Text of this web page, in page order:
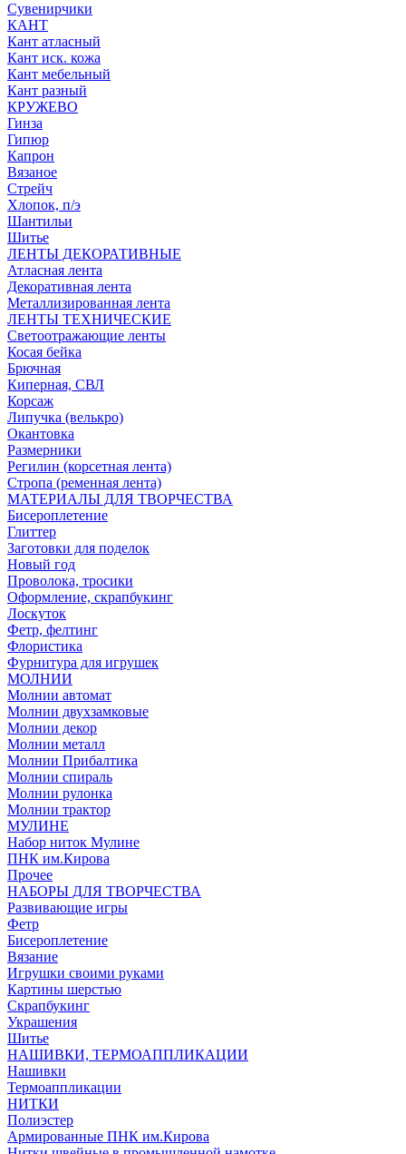
Сувенирчики
КАНТ
Кант атласный
Кант иск. кожа
Кант мебельный
Кант разный
КРУЖЕВО
Гинза
Гипюр
Капрон
Вязаное
Стрейч
Хлопок, п/э
Шантильи
Шитье
ЛЕНТЫ ДЕКОРАТИВНЫЕ
Атласная лента
Декоративная лента
Металлизированная лента
ЛЕНТЫ ТЕХНИЧЕСКИЕ
Светоотражающие ленты
Косая бейка
Брючная
Киперная, СВЛ
Корсаж
Липучка (велькро)
Окантовка
Размерники
Регилин (корсетная лента)
Стропа (ременная лента)
МАТЕРИАЛЫ ДЛЯ ТВОРЧЕСТВА
Бисероплетение
Глиттер
Заготовки для поделок
Новый год
Проволока, тросики
Оформление, скрапбукинг
Лоскуток
Фетр, фелтинг
Флористика
Фурнитура для игрушек
МОЛНИИ
Молнии автомат
Молнии двухзамковые
Молнии декор
Молнии металл
Молнии Прибалтика
Молнии спираль
Молнии рулонка
Молнии трактор
МУЛИНЕ
Набор ниток Мулине
ПНК им.Кирова
Прочее
НАБОРЫ ДЛЯ ТВОРЧЕСТВА
Развивающие игры
Фетр
Бисероплетение
Вязание
Игрушки своими руками
Картины шерстью
Скрапбукинг
Украшения
Шитье
НАШИВКИ, ТЕРМОАППЛИКАЦИИ
Нашивки
Термоаппликации
НИТКИ
Полиэстер
Армированные ПНК им.Кирова